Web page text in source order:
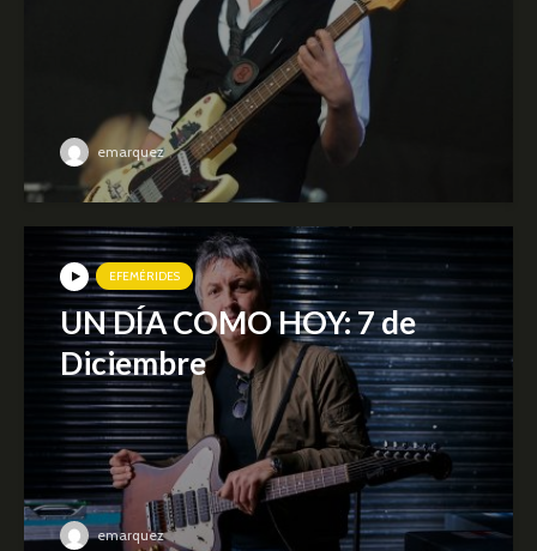
emarquez
EFEMÉRIDES
UN DÍA COMO HOY: 7 de
Diciembre
emarquez